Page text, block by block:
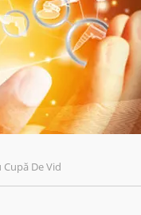
De Vid